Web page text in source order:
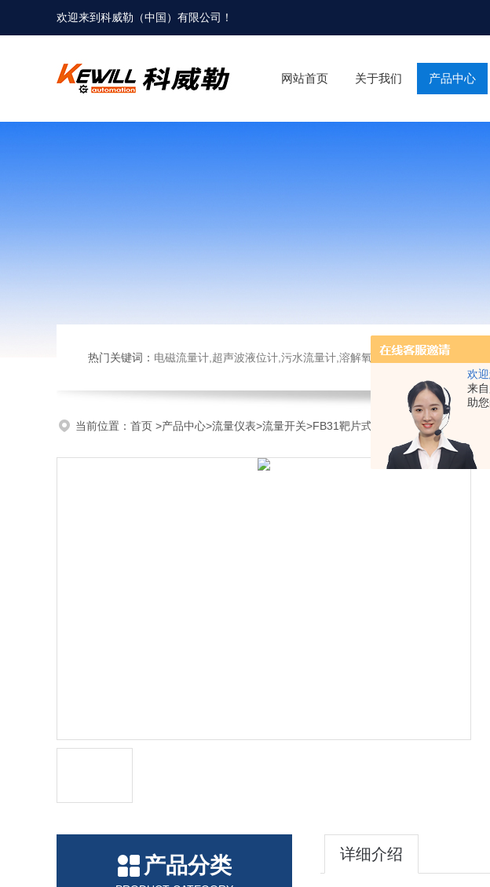
欢迎
来
助
欢迎来到科威勒（中国）有限公司！
网站首页 关于我们 产品中心
热门关键词： 电磁流量计,超声波液位计,污水流量计,溶解氧仪,在线PH计,压力变送器
当前位置： 首页 >产品中心>流量仪表>流量开关>FB31靶片式流量开关
产品分类 详细介绍